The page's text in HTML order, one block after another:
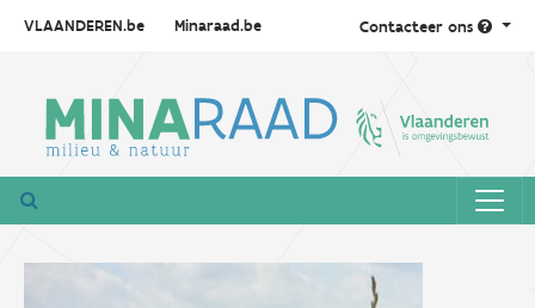
VLAANDEREN.be Minaraad.be Contacteer ons